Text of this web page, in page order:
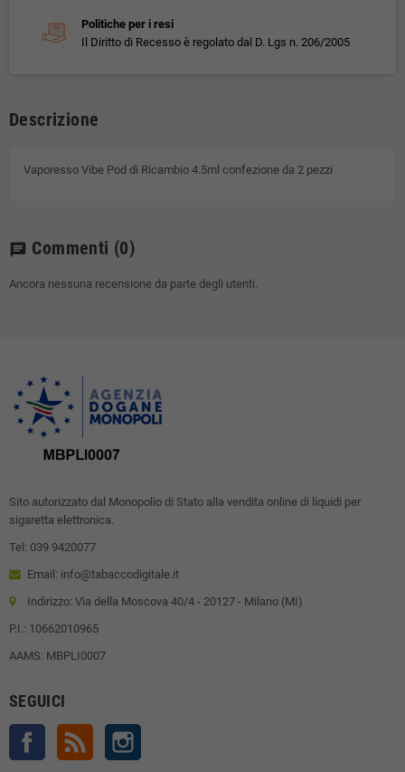
Politiche per i resi
Il Diritto di Recesso è regolato dal D. Lgs n. 206/2005
Descrizione
Vaporesso Vibe Pod di Ricambio 4.5ml confezione da 2 pezzi
chat Commenti (0)
Ancora nessuna recensione da parte degli utenti.
Sito autorizzato dal Monopolio di Stato alla vendita online di liquidi per
sigaretta elettronica.
Tel: 039 9420077
Email: info@tabaccodigitale.it
Indirizzo: Via della Moscova 40/4 - 20127 - Milano (MI)
P.I.: 10662010965
AAMS: MBPLI0007
SEGUICI
Facebook Rss